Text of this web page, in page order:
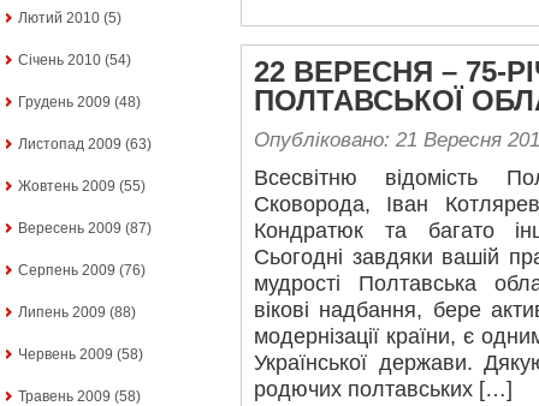
Лютий 2010 (5)
Січень 2010 (54)
Грудень 2009 (48)
Листопад 2009 (63)
Жовтень 2009 (55)
Вересень 2009 (87)
Серпень 2009 (76)
Липень 2009 (88)
Червень 2009 (58)
Травень 2009 (58)
22 ВЕРЕСНЯ – 75-
ПОЛТАВСЬКОЇ
Опубліковано: 21 Вересня
Всесвітню відомість
Сковорода, Іван
Кондратюк та багато
Сьогодні завдяки вашій
мудрості Полтавська
вікові надбання, бере
модернізації країни, є
Української держави.
родючих полтавських […]